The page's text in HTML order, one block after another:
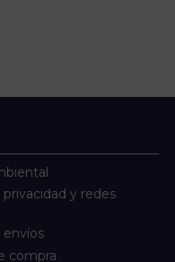
privacidad y redes
envíos
compra